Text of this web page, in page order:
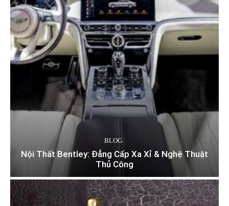
BLOG
Nội Thất Bentley: Đẳng Cấp Xa Xỉ & Nghệ Thuật
Thủ Công